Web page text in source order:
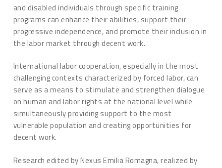
and disabled individuals through specific training
programs can enhance their abilities, support their
progressive independence, and promote their inclusion in
the labor market through decent work.
International labor cooperation, especially in the most
challenging contexts characterized by forced labor, can
serve as a means to stimulate and strengthen dialogue
on human and labor rights at the national level while
simultaneously providing support to the most
vulnerable population and creating opportunities for
decent work.
Research edited by Nexus Emilia Romagna, realized by